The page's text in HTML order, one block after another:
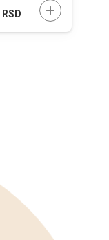
RSD DODAJTE U